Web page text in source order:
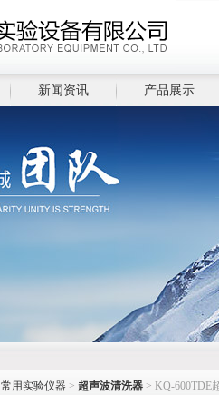
新闻资讯 产品展示
常用实验仪器 > 超声波清洗器 > KQ-600TDE